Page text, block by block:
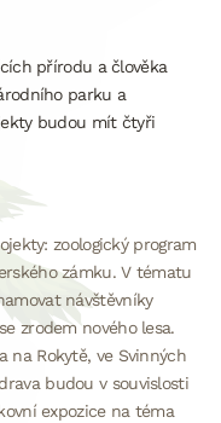
přírodu a člověka
parku a
budou mít čtyři
zoologický program
zámku. V tématu
návštěvníky
zrodem nového lesa.
na Rokytě, ve Svinných
budou v souvislosti
expozice na téma